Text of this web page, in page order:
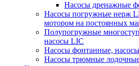
Насосы дренажные
Насосы погружные нерж
мотором на постоянных
Полупогружные
насосы LIC
Насосы фонтанные,
Насосы трюмные